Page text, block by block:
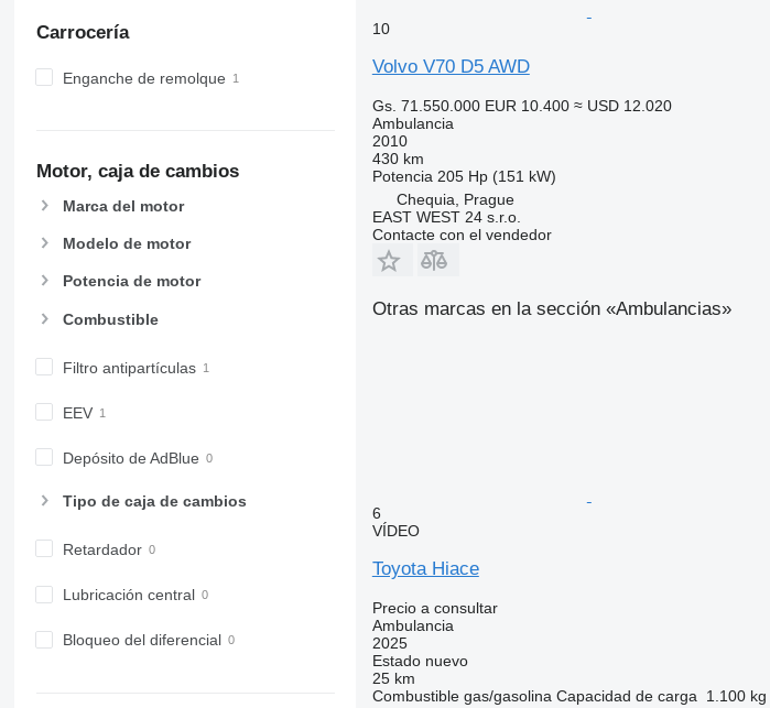
Carrocería
Enganche de remolque
Motor, caja de cambios
Marca del motor
Modelo de motor
Potencia de motor
Combustible
Filtro antipartículas
EEV
Depósito de AdBlue
Tipo de caja de cambios
Retardador
Lubricación central
Bloqueo del diferencial
10
Volvo V70 D5 AWD
Gs. 71.550.000 EUR 10.400 ≈ USD 12.020
Ambulancia
2010
430 km
Potencia 205 Hp (151 kW)
Chequia, Prague
EAST WEST 24 s.r.o.
Contacte con el vendedor
Otras marcas en la sección «Ambulancias»
6
VÍDEO
Toyota Hiace
Precio a consultar
Ambulancia
2025
Estadonuevo
25 km
Combustible gas/gasolina Capacidad de carga 1.100 kg